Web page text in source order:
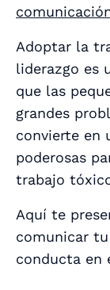
Adoptar la
liderazgo es
que las
grandes
convierte en
poderosas
trabajo
Aquí te
comunicar
conducta en